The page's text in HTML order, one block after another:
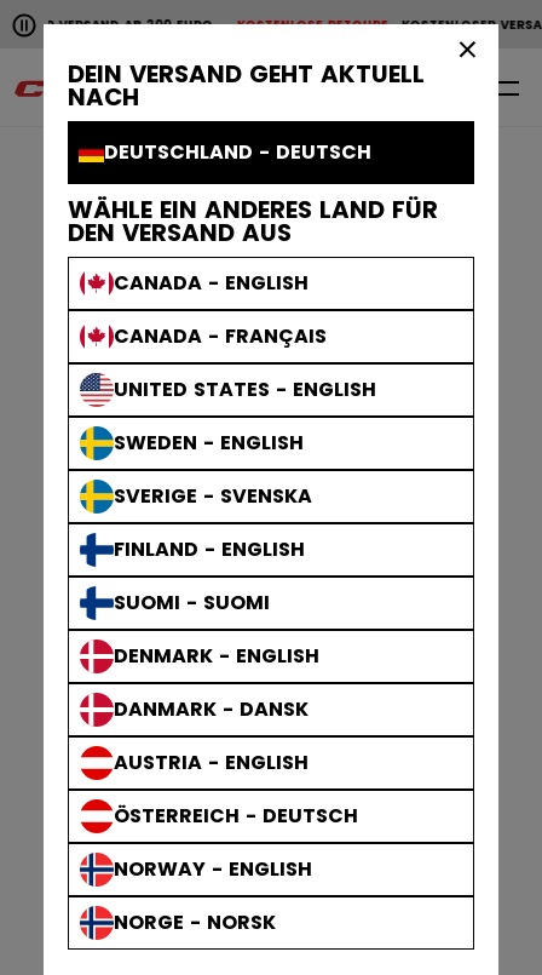
DEIN VERSAND GEHT AKTUELL
NACH
DEUTSCHLAND - DEUTSCH
WÄHLE EIN ANDERES LAND FÜR
DEN VERSAND AUS
CANADA - ENGLISH
CANADA - FRANÇAIS
UNITED STATES - ENGLISH
SWEDEN - ENGLISH
SVERIGE - SVENSKA
FINLAND - ENGLISH
SUOMI - SUOMI
DENMARK - ENGLISH
DANMARK - DANSK
AUSTRIA - ENGLISH
ÖSTERREICH - DEUTSCH
NORWAY - ENGLISH
NORGE - NORSK
Horizontale Bildlaufanimation anhalten.
VERSAND AB 200 EUROKOSTENLOSE RETOURE KOSTENLOSER VERSAND
KOSTENLOSER VERSAND AB 200 EURO KOSTENLOSE
0